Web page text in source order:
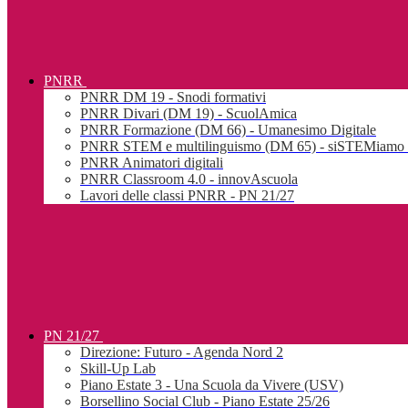
PNRR
PNRR DM 19 - Snodi formativi
PNRR Divari (DM 19) - ScuolAmica
PNRR Formazione (DM 66) - Umanesimo Digitale
PNRR STEM e multilinguismo (DM 65) - siSTEMiamo
PNRR Animatori digitali
PNRR Classroom 4.0 - innovAscuola
Lavori delle classi PNRR - PN 21/27
PN 21/27
Direzione: Futuro - Agenda Nord 2
Skill-Up Lab
Piano Estate 3 - Una Scuola da Vivere (USV)
Borsellino Social Club - Piano Estate 25/26